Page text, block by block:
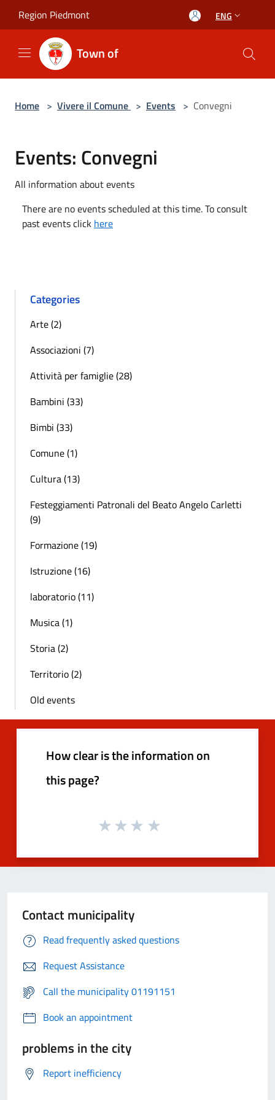
Region Piedmont ENG
Town of
Home > Vivere il Comune > Events > Convegni
Events: Convegni
All information about events
There are no events scheduled at this time. To consult
past events click here
Categories
Arte (2)
Associazioni (7)
Attività per famiglie (28)
Bambini (33)
Bimbi (33)
Comune (1)
Cultura (13)
Festeggiamenti Patronali del Beato Angelo Carletti
(9)
Formazione (19)
Istruzione (16)
laboratorio (11)
Musica (1)
Storia (2)
Territorio (2)
Old events
How clear is the information on
this page?
Contact municipality
Read frequently asked questions
Request Assistance
Call the municipality 01191151
Book an appointment
problems in the city
Report inefficiency